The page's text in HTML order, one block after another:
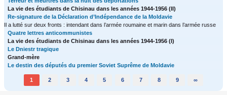
La vie des étudiants de Chisinau dans les années 1944-1956 (II)
Re-signature de la Déclaration d’Indépendance de la Moldavie
Il a lutté sur deux fronts : intendant dans l’armée roumaine et marin dans l’armée russe
Quatre lettres anticommunistes
La vie des étudiants de Chisinau dans les années 1944-1956 (I)
Le Dniestr tragique
Grand-mère
Le destin des députés du premier Soviet Suprême de Moldavie
1 2 3 4 5 6 7 8 9 ∞